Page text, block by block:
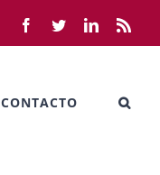
Facebook
TwitterLinkedIn
CONTACTO